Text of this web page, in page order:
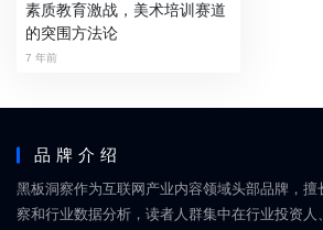
素质教育激战，美术培训赛道
的突围方法论
7 年前
品牌介绍
黑板洞察作为互联网产业内容领域头部品牌，擅
察和行业数据分析，读者人群集中在行业投资人